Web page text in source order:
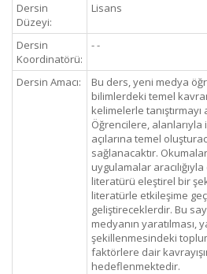
Dersin
Düzeyi:
Lisans
Dersin
Koordinatörü:
- -
Dersin Amacı:
Bu ders, yeni medya
bilimlerdeki temel
kelimelerle
Öğrencilere, alanlarıyla
açılarına temel
sağlanacaktır.
uygulamalar
literatürü eleştirel bir
literatürle etkileşime
geliştireceklerdir. Bu
medyanın yaratılması,
şekillenmesindeki
faktörlere dair
hedeflenmektedir.